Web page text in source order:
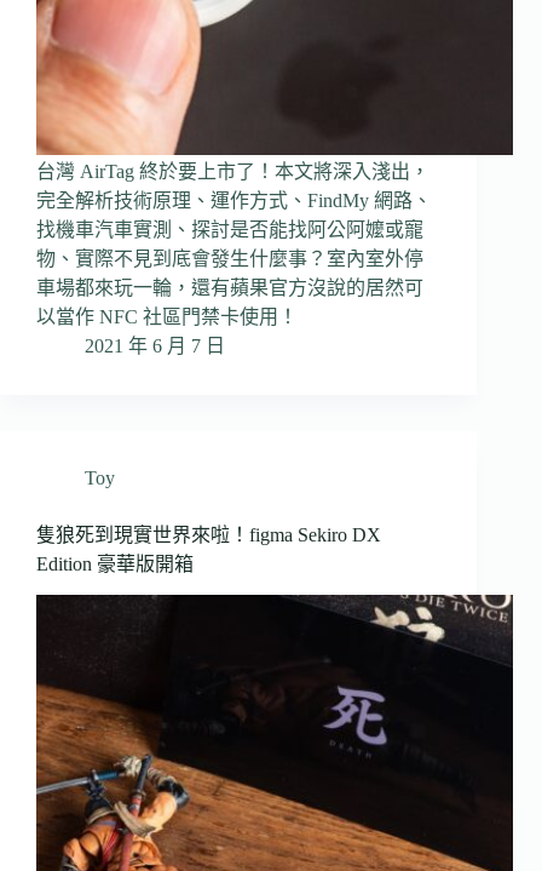
台灣 AirTag 終於要上市了！本文將深入淺出，
完全解析技術原理、運作方式、FindMy 網路、
找機車汽車實測、探討是否能找阿公阿嬤或寵
物、實際不見到底會發生什麼事？室內室外停
車場都來玩一輪，還有蘋果官方沒說的居然可
以當作 NFC 社區門禁卡使用！
2021 年 6 月 7 日
Toy
隻狼死到現實世界來啦！figma Sekiro DX
Edition 豪華版開箱